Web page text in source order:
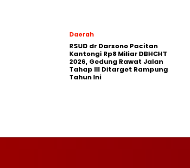
Daerah
RSUD dr Darsono Pacitan
Kantongi Rp8 Miliar DBHCHT
2026, Gedung Rawat Jalan
Tahap III Ditarget Rampung
Tahun Ini